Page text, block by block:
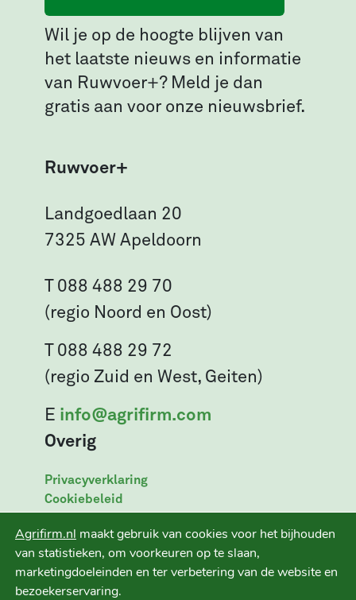
Wil je op de hoogte blijven van
het laatste nieuws en informatie
van Ruwvoer+? Meld je dan
gratis aan voor onze nieuwsbrief.
Ruwvoer+
Landgoedlaan 20
7325 AW Apeldoorn
T 088 488 29 70
(regio Noord en Oost)
T 088 488 29 72
(regio Zuid en West, Geiten)
E info@agrifirm.com
Overig
Privacyverklaring
Cookiebeleid
Disclaimer
Agrifirm.nl maakt gebruik van cookies voor het bijhouden
van statistieken, om voorkeuren op te slaan,
marketingdoeleinden en ter verbetering van de website en
bezoekerservaring.